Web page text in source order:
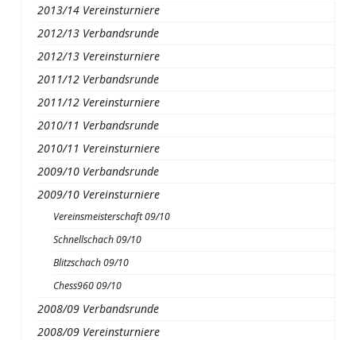
2013/14 Vereinsturniere
2012/13 Verbandsrunde
2012/13 Vereinsturniere
2011/12 Verbandsrunde
2011/12 Vereinsturniere
2010/11 Verbandsrunde
2010/11 Vereinsturniere
2009/10 Verbandsrunde
2009/10 Vereinsturniere
Vereinsmeisterschaft 09/10
Schnellschach 09/10
Blitzschach 09/10
Chess960 09/10
2008/09 Verbandsrunde
2008/09 Vereinsturniere